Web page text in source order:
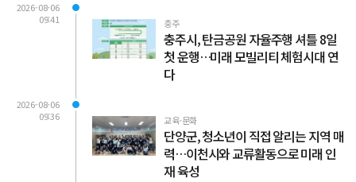
2026-08-06
09:41
충주
충주시, 탄금공원 자율주행 셔틀 8일
첫 운행…미래 모빌리티 체험시대 연
다
2026-08-06
09:36
교육·문화
단양군, 청소년이 직접 알리는 지역 매
력…이천시와 교류활동으로 미래 인
재 육성